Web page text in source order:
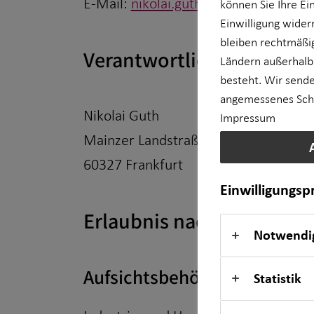
Kindervorsorge
E-Mail: nikolai.guth@horbach.de
Verantwortlicher im
Nikolai Guth
Mainzer Landstraße 181
60327 Frankfurt
Erlaubnis nach § 34d
Aufsichtsbehörde:
können Sie Ihre
Einwilligung
bleiben
Ländern
besteht. Wir
angemessenes
Impressum
Statistik